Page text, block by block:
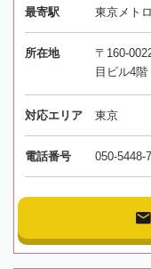
最寄駅 東京メト
所在地
〒160-
目ビル4階
対応エリア 東京
電話番号 050-5448-